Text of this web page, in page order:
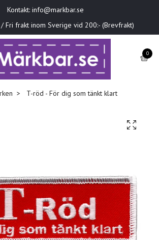
Kontakt: info@markbar.se
Fri frakt inom Sverige vid 200:- (Brevfrakt)
0
T-röd - För dig som tänkt klart